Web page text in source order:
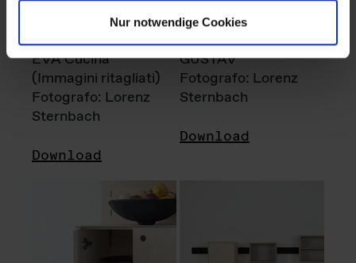
Nur notwendige Cookies
EVA Cucina
(Immagini ritagliati)
Fotografo: Lorenz
Sternbach
Download
GUSTAV
Fotografo: Lorenz
Sternbach
Download